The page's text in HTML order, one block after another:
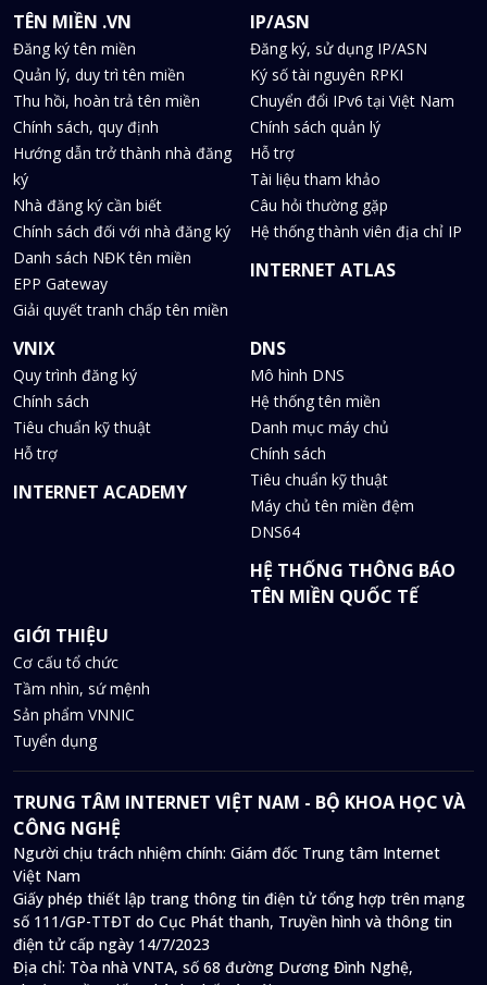
TÊN MIỀN .VN
Đăng ký tên miền
Quản lý, duy trì tên miền
Thu hồi, hoàn trả tên miền
Chính sách, quy định
Hướng dẫn trở thành nhà đăng
ký
Nhà đăng ký cần biết
Chính sách đối với nhà đăng ký
Danh sách NĐK tên miền
EPP Gateway
Giải quyết tranh chấp tên miền
IP/ASN
Đăng ký, sử dụng IP/ASN
Ký số tài nguyên RPKI
Chuyển đổi IPv6 tại Việt Nam
Chính sách quản lý
Hỗ trợ
Tài liệu tham khảo
Câu hỏi thường gặp
Hệ thống thành viên địa chỉ IP
INTERNET ATLAS
VNIX
Quy trình đăng ký
Chính sách
Tiêu chuẩn kỹ thuật
Hỗ trợ
INTERNET ACADEMY
DNS
Mô hình DNS
Hệ thống tên miền
Danh mục máy chủ
Chính sách
Tiêu chuẩn kỹ thuật
Máy chủ tên miền đệm
DNS64
HỆ THỐNG THÔNG BÁO
TÊN MIỀN QUỐC TẾ
GIỚI THIỆU
Cơ cấu tổ chức
Tầm nhìn, sứ mệnh
Sản phẩm VNNIC
Tuyển dụng
TRUNG TÂM INTERNET VIỆT NAM - BỘ KHOA HỌC VÀ
CÔNG NGHỆ
Người chịu trách nhiệm chính: Giám đốc Trung tâm Internet
Việt Nam
Giấy phép thiết lập trang thông tin điện tử tổng hợp trên mạng
số 111/GP-TTĐT do Cục Phát thanh, Truyền hình và thông tin
điện tử cấp ngày 14/7/2023
Địa chỉ: Tòa nhà VNTA, số 68 đường Dương Đình Nghệ,